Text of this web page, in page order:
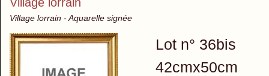
Village lorrain - Aquarelle signée
Lot n° 36bis
42cmx50cm